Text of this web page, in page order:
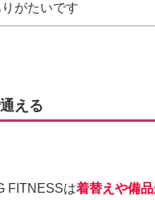
がたいです
える
FITNESSは着替えや備